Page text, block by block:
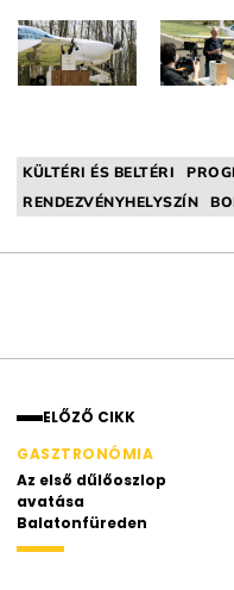
KÜLTÉRI ÉS BELTÉRI
RENDEZVÉNYHELYSZÍN
ELŐZŐ CIKK
GASZTRONÓMIA
Az első dűlőoszlop
avatása
Balatonfüreden